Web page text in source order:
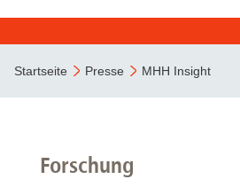
Startseite Presse MHH Insight
Forschung